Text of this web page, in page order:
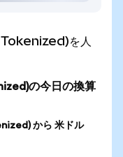
を人
の今日の換算
から 米ドル